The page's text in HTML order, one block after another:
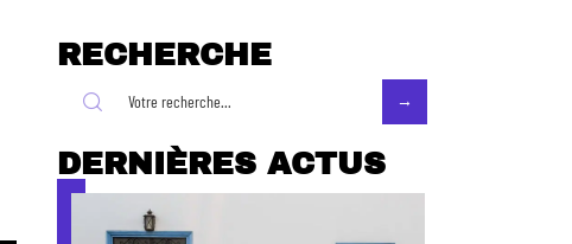
RECHERCHE
DERNIÈRES ACTUS